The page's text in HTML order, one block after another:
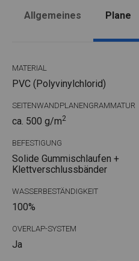
Allgemeines Plane
MATERIAL
PVC (Polyvinylchlorid)
SEITENWANDPLANENGRAMMATUR
ca. 500 g/m2
BEFESTIGUNG
Solide Gummischlaufen +
Klettverschlussbänder
WASSERBESTÄNDIGKEIT
100%
OVERLAP-SYSTEM
Ja